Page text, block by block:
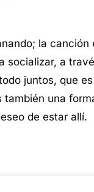
la canción
socializar, a
juntos, que
también una
de estar allí.